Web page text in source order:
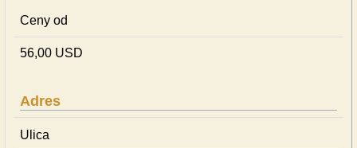
Ceny od
56,00 USD
Adres
Ulica